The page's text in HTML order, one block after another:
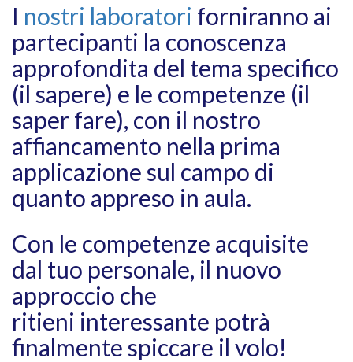
I nostri laboratori forniranno ai
partecipanti la conoscenza
approfondita del tema specifico
(il sapere) e le competenze (il
saper fare), con il nostro
affiancamento nella prima
applicazione sul campo di
quanto appreso in aula.
Con le competenze acquisite
dal tuo personale, il nuovo
approccio che
ritieni interessante potrà
finalmente spiccare il volo!